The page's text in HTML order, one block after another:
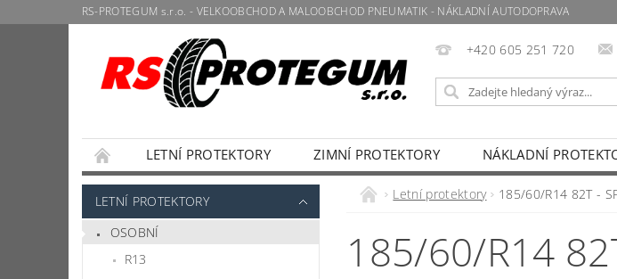
RS-PROTEGUM s.r.o. - VELKOOBCHOD A MALOOBCHOD PNEUMATIK - NÁKLADNÍ AUTODOPRAVA
+420 605 251 720
LETNÍ PROTEKTORY ZIMNÍ PROTEKTORY NÁKLADNÍ
VELKOOBCHOD
AUTODOPRAVA O NÁS UŽITEČNÉ INFORMACE
KE STAŽENÍ
OCHRANA OSOBNÍCH ÚDAJŮ
LETNÍ PROTEKTORY
OSOBNÍ
R13
Letní protektory 185/60/R14 82T -
185/60/R14